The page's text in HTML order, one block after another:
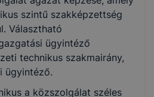
szintű szakképzettség
Választható
ügyintéző
technikus szakmairány,
ügyintéző.
a közszolgálat széles